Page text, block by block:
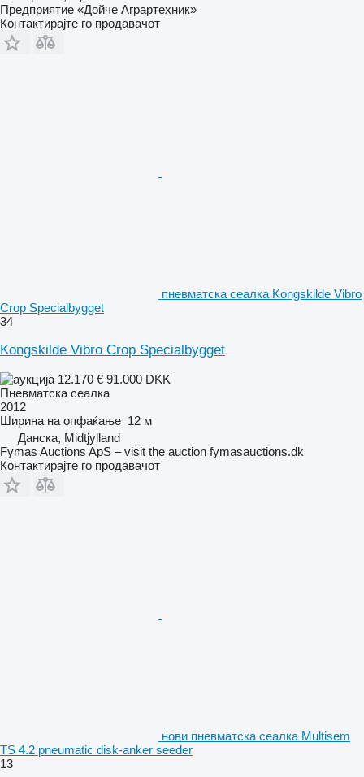
Предприятие «Дойче Аграртехник»
Контактирајте го продавачот
пневматска сеалка Kongskilde Vibro
Crop Specialbygget
34
Kongskilde Vibro Crop Specialbygget
12.170 € 91.000 DKK
Пневматска сеалка
2012
Ширина на опфаќање 12 м
Данска, Midtjylland
Fymas Auctions ApS – visit the auction fymasauctions.dk
Контактирајте го продавачот
нови пневматска сеалка Multisem
TS 4.2 pneumatic disk-anker seeder
13